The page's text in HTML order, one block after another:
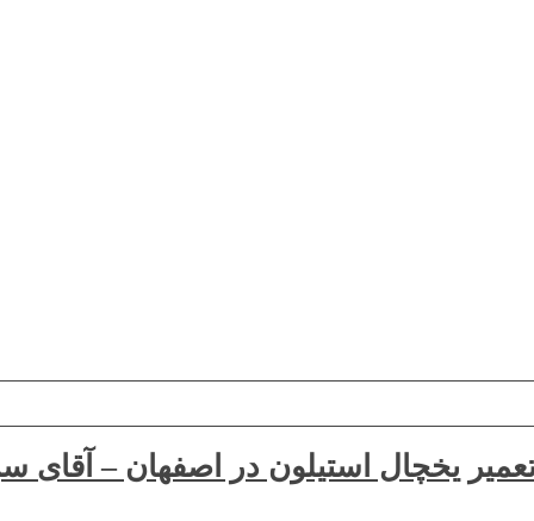
تعمیر یخچال استیلون در اصفهان –